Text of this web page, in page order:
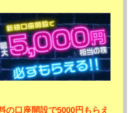
の口座開設で5000円もらえ